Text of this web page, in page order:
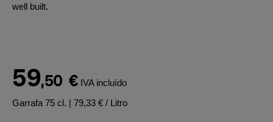
well built.
59,50 € IVA incluído
Garrafa 75 cl. | 79,33 € / Litro